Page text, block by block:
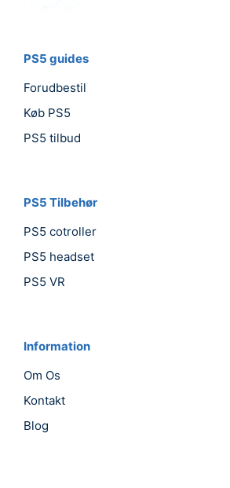
PS5 guides
Forudbestil
Køb PS5
PS5 tilbud
PS5 Tilbehør
PS5 cotroller
PS5 headset
PS5 VR
Information
Om Os
Kontakt
Blog